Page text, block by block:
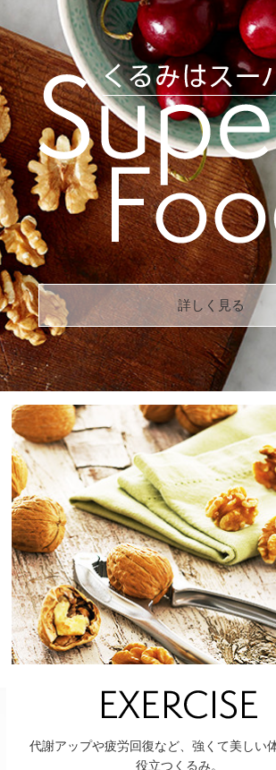
詳しく見る
代謝アップや疲労回復など、強くて美しい
役立つくるみ。